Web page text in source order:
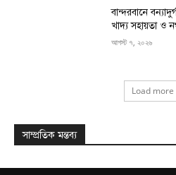
বান্দরবানে
খাদ্য সহায়তা ও
আগস্ট ৭, ২০২৬
Load more
সাম্প্রতিক মন্তব্য